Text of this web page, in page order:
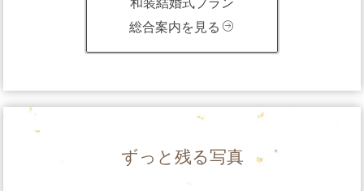
和装結婚式プラン
総合案内を見る
ずっと残る写真